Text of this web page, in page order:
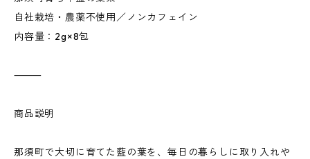
自社栽培・農薬不使用／ノンカフェイン
内容量：2g×8包
⸻
商品説明
那須町で大切に育てた藍の葉を、毎日の暮らしに取り入れや